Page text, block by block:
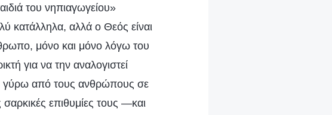
του νηπιαγωγείου»
κατάλληλα, αλλά ο Θεός είναι
μόνο και μόνο λόγω του
για να την αναλογιστεί
γύρω από τους ανθρώπους σε
επιθυμίες τους —και